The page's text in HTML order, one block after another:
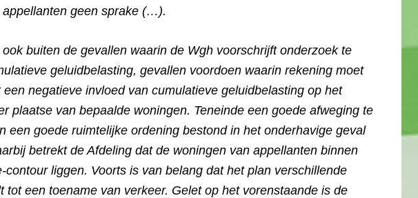
geen sprake (…).
buiten de gevallen waarin de Wgh voorschrijft onderzoek te
geluidbelasting, gevallen voordoen waarin rekening moet
negatieve invloed van cumulatieve geluidbelasting op het
plaatse van bepaalde woningen. Teneinde een goede afweging te
een goede ruimtelijke ordening bestond in het onderhavige geval
betrekt de Afdeling dat de woningen van appellanten binnen
contour liggen. Voorts is van belang dat het plan verschillende
tot een toename van verkeer. Gelet op het vorenstaande is de